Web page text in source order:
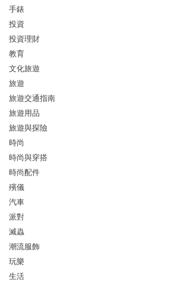
手錶
投資
投資理財
教育
文化旅遊
旅遊
旅遊交通指南
旅遊用品
旅遊與探險
時尚
時尚與穿搭
時尚配件
殯儀
汽車
派對
滅蟲
潮流服飾
玩樂
生活